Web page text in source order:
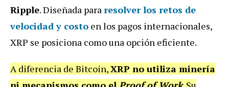
Ripple. Diseñada pararesolver los retos de
velocidad y costo en los pagos internacionales,
XRP se posiciona como una opción eficiente.
A diferencia de Bitcoin,XRP no utiliza minería